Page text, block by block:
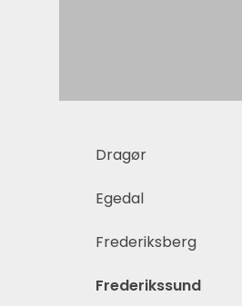
Dragør
Egedal
Frederiksberg
Frederikssund